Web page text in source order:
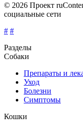
© 2026 Проект
социальные сети
# #
Разделы
Собаки
Препараты и
Уход
Болезни
Симптомы
Кошки